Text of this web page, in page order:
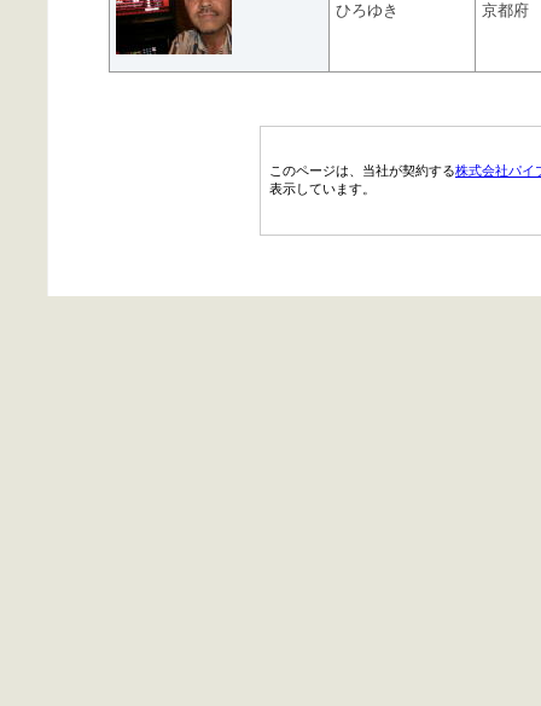
ひろゆき 京都府
このページは、当社が契約する株式会社パイ
表示しています。